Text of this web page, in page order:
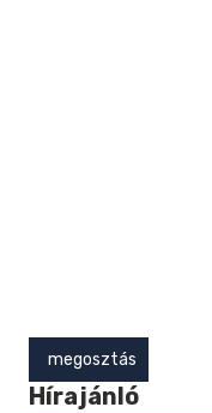
megosztás
Hírajánló